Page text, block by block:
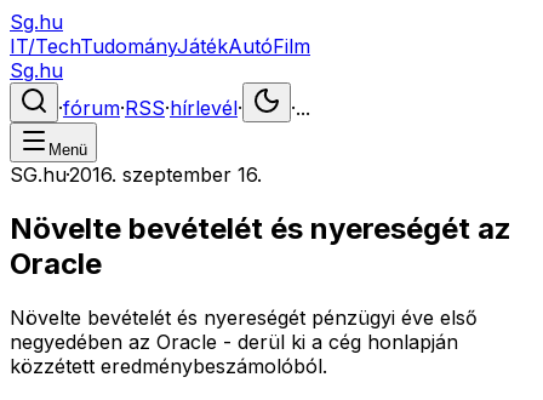
Sg.hu
IT/TechTudományJátékAutóFilm
Sg.hu
·fórum·RSS·hírlevél· ·...
Menü
SG.hu·2016. szeptember 16.
Növelte bevételét és nyereségét az
Oracle
Növelte bevételét és nyereségét pénzügyi éve első
negyedében az Oracle - derül ki a cég honlapján
közzétett eredménybeszámolóból.